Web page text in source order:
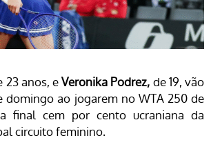
23 anos, eVeronika Podrez, de 19, vão
domingo ao jogarem no WTA 250 de
final cem por cento ucraniana da
circuito feminino.